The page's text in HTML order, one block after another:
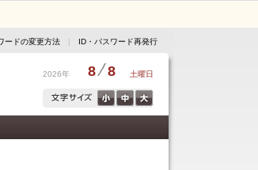
ードの変更方法 | ID・パスワード再発行
2026年 8 8 土曜日